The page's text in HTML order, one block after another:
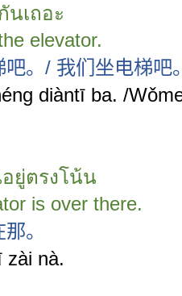
เถอะ
elevator.
。 / 我们坐电梯吧
diàntī ba. /
ยู่ตรงโน้น
is over there.
。
zài nà.